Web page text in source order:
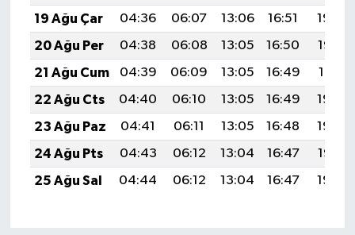
19 Ağu Çar
04:36 06:07 13:06 16:51
19:54
20 Ağu Per
04:38 06:08 13:05 16:50
19:53
21 Ağu Cum
04:39 06:09 13:05 16:49
19:51
22 Ağu Cts
04:40 06:10 13:05 16:49
19:50
23 Ağu Paz
04:41 06:11 13:05 16:48
19:49
24 Ağu Pts
04:43 06:12 13:04 16:47
19:47
25 Ağu Sal
04:44 06:12 13:04 16:47 19:46